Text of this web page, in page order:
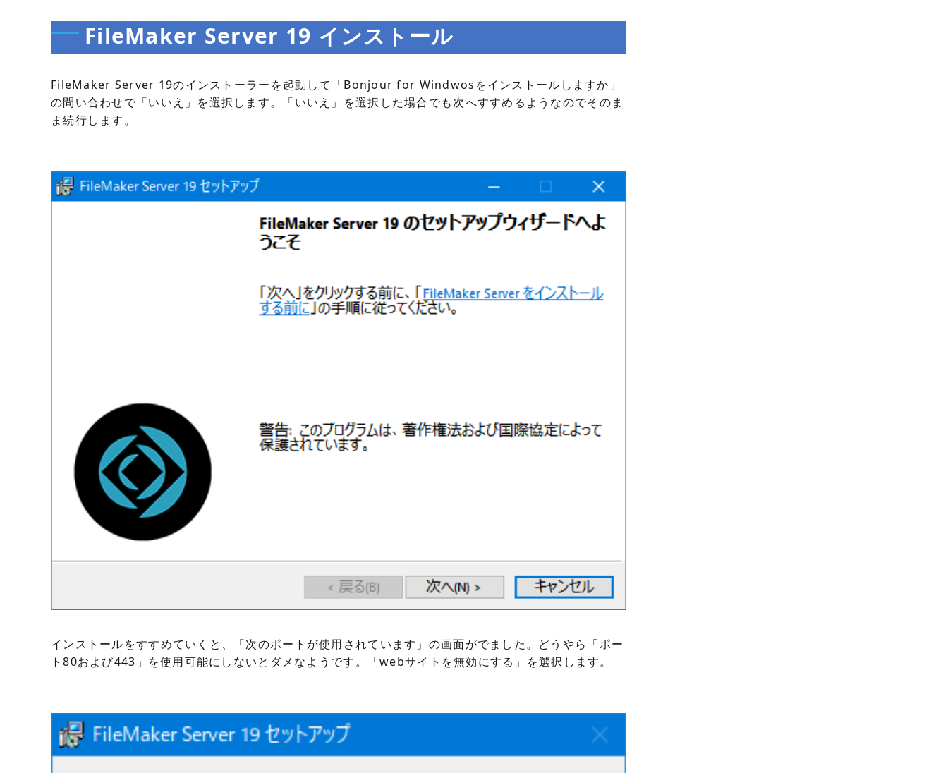
FileMaker Server 19 インストール
FileMaker Server 19のインストーラーを起動して「Bonjour for Windwosをインストールしますか」
の問い合わせで「いいえ」を選択します。「いいえ」を選択した場合でも次へすすめるようなのでそのま
ま続行します。
インストールをすすめていくと、「次のポートが使用されています」の画面がでました。どうやら「ポー
ト80および443」を使用可能にしないとダメなようです。「webサイトを無効にする」を選択します。